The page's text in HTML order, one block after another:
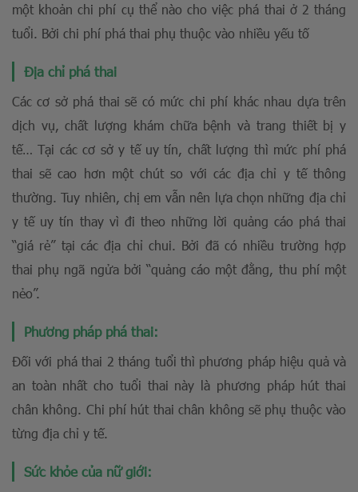
một khoản chi phí cụ thể nào cho việc phá thai ở 2 tháng
tuổi. Bởi chi phí phá thai phụ thuộc vào nhiều yếu tố
Địa chỉ phá thai
Các cơ sở phá thai sẽ có mức chi phí khác nhau dựa trên
dịch vụ, chất lượng khám chữa bệnh và trang thiết bị y
tế… Tại các cơ sở y tế uy tín, chất lượng thì mức phí phá
thai sẽ cao hơn một chút so với các địa chỉ y tế thông
thường. Tuy nhiên, chị em vẫn nên lựa chọn những địa chỉ
y tế uy tín thay vì đi theo những lời quảng cáo phá thai
“giá rẻ” tại các địa chỉ chui. Bởi đã có nhiều trường hợp
thai phụ ngã ngửa bởi “quảng cáo một đằng, thu phí một
nẻo”.
Phương pháp phá thai:
Đối với phá thai 2 tháng tuổi thì phương pháp hiệu quả và
an toàn nhất cho tuổi thai này là phương pháp hút thai
chân không. Chi phí hút thai chân không sẽ phụ thuộc vào
từng địa chỉ y tế.
Sức khỏe của nữ giới: